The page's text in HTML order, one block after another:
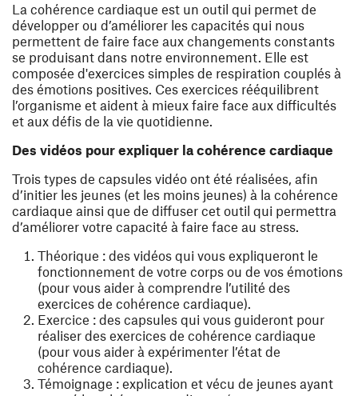
La cohérence cardiaque est un outil qui permet de
développer ou d’améliorer les capacités qui nous
permettent de faire face aux changements constants
se produisant dans notre environnement. Elle est
composée d'exercices simples de respiration couplés à
des émotions positives. Ces exercices rééquilibrent
l’organisme et aident à mieux faire face aux difficultés
et aux défis de la vie quotidienne.
Des vidéos pour expliquer la cohérence cardiaque
Trois types de capsules vidéo ont été réalisées, afin
d’initier les jeunes (et les moins jeunes) à la cohérence
cardiaque ainsi que de diffuser cet outil qui permettra
d’améliorer votre capacité à faire face au stress.
Théorique : des vidéos qui vous expliqueront le
fonctionnement de votre corps ou de vos émotions
(pour vous aider à comprendre l’utilité des
exercices de cohérence cardiaque).
Exercice : des capsules qui vous guideront pour
réaliser des exercices de cohérence cardiaque
(pour vous aider à expérimenter l’état de
cohérence cardiaque).
Témoignage : explication et vécu de jeunes ayant